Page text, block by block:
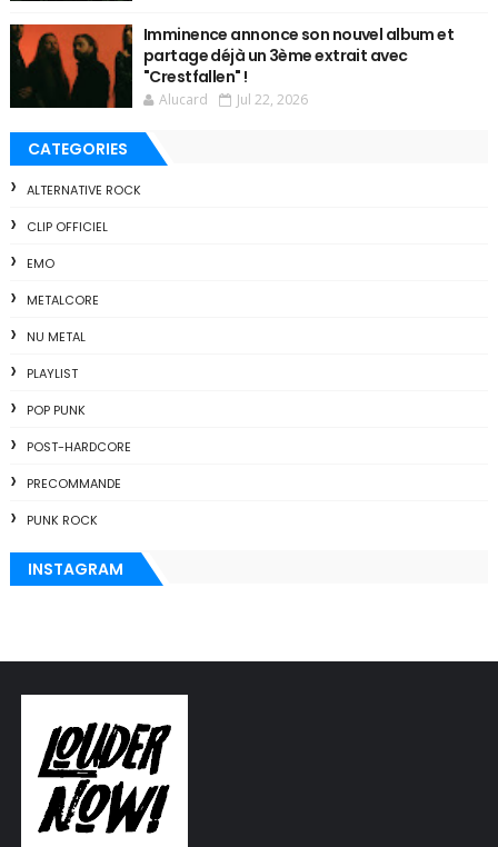
Imminence annonce son nouvel album et
partage déjà un 3ème extrait avec
"Crestfallen" !
Alucard Jul 22, 2026
CATEGORIES
ALTERNATIVE ROCK
CLIP OFFICIEL
EMO
METALCORE
NU METAL
PLAYLIST
POP PUNK
POST-HARDCORE
PRECOMMANDE
PUNK ROCK
INSTAGRAM